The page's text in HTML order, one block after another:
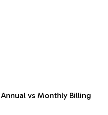
Annual vs Monthly Billing